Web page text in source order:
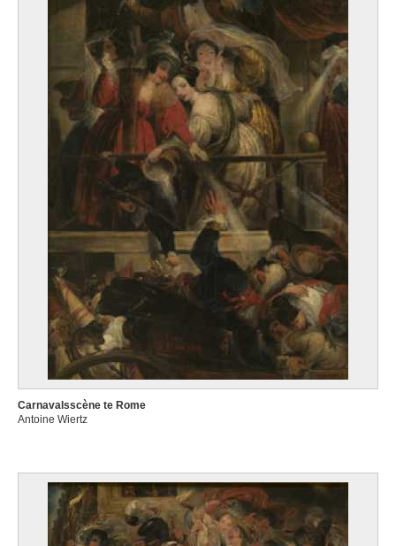
Carnavalsscène te Rome
Antoine Wiertz